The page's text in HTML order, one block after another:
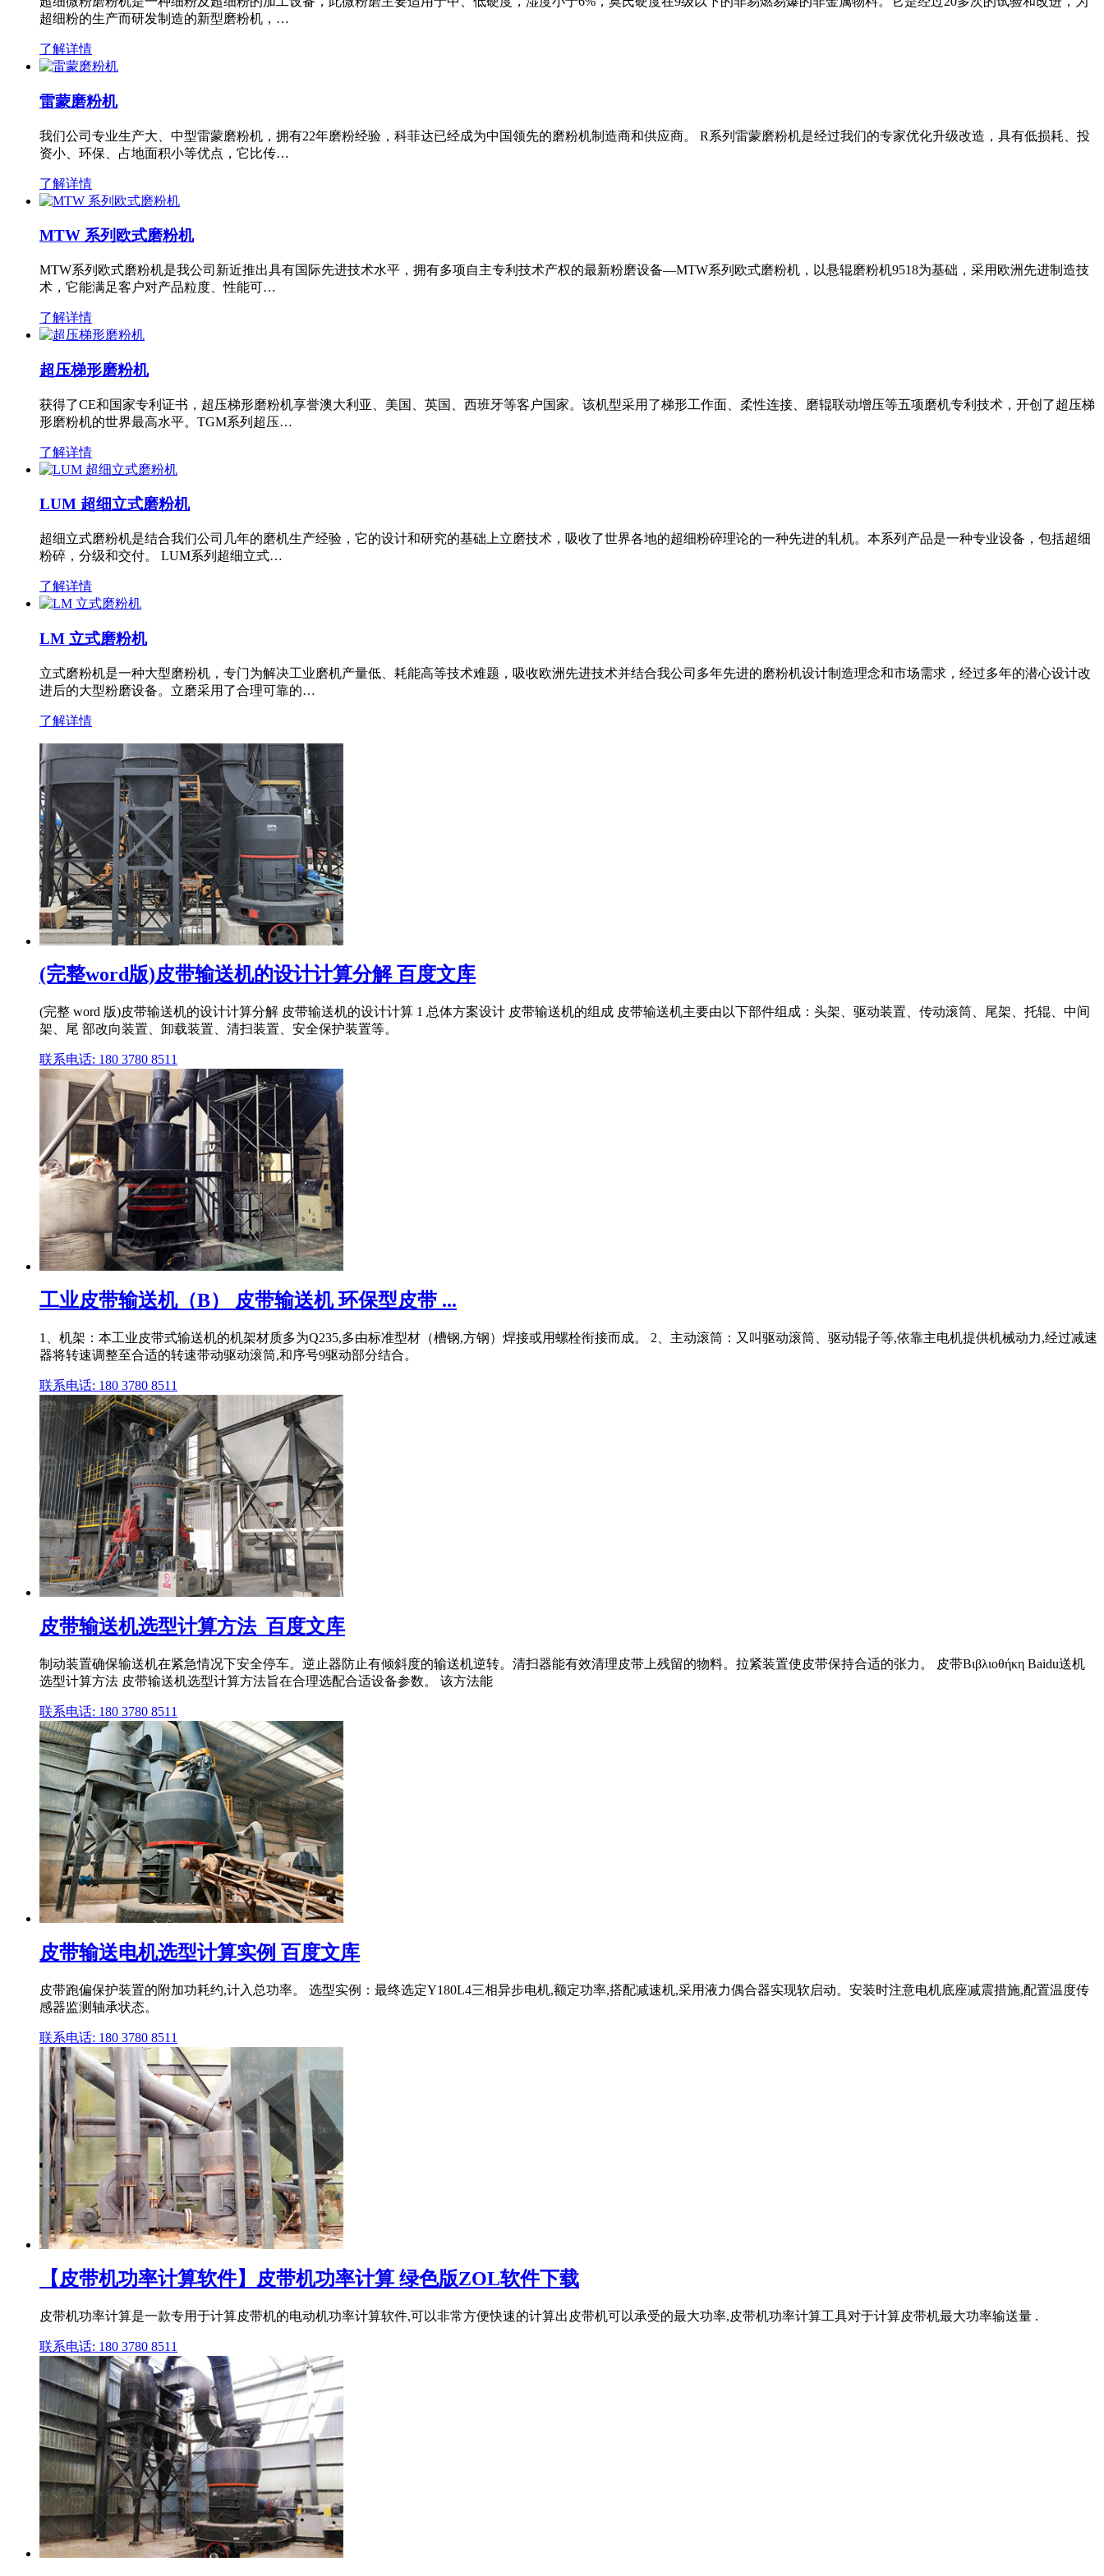
超细粉的生产而研发制造的新型磨粉机，…
了解详情
雷蒙磨粉机
我们公司专业生产大、中型雷蒙磨粉机，拥有22年磨粉经验，科菲达已经成为中国领先的磨粉机制造商和供应商。 R系列雷蒙磨粉机是经过我们的专家优化升级改造，具有低损耗、投
资小、环保、占地面积小等优点，它比传…
了解详情
MTW 系列欧式磨粉机
MTW系列欧式磨粉机是我公司新近推出具有国际先进技术水平，拥有多项自主专利技术产权的最新粉磨设备—MTW系列欧式磨粉机，以悬辊磨粉机9518为基础，采用欧洲先进制造技
术，它能满足客户对产品粒度、性能可…
了解详情
超压梯形磨粉机
获得了CE和国家专利证书，超压梯形磨粉机享誉澳大利亚、美国、英国、西班牙等客户国家。该机型采用了梯形工作面、柔性连接、磨辊联动增压等五项磨机专利技术，开创了超压梯
形磨粉机的世界最高水平。TGM系列超压…
了解详情
LUM 超细立式磨粉机
超细立式磨粉机是结合我们公司几年的磨机生产经验，它的设计和研究的基础上立磨技术，吸收了世界各地的超细粉碎理论的一种先进的轧机。本系列产品是一种专业设备，包括超细
粉碎，分级和交付。 LUM系列超细立式…
了解详情
LM 立式磨粉机
立式磨粉机是一种大型磨粉机，专门为解决工业磨机产量低、耗能高等技术难题，吸收欧洲先进技术并结合我公司多年先进的磨粉机设计制造理念和市场需求，经过多年的潜心设计改
进后的大型粉磨设备。立磨采用了合理可靠的…
了解详情
(完整word版)皮带输送机的设计计算分解 百度文库
(完整 word 版)皮带输送机的设计计算分解 皮带输送机的设计计算 1 总体方案设计 皮带输送机的组成 皮带输送机主要由以下部件组成：头架、驱动装置、传动滚筒、尾架、托辊、中间
架、尾 部改向装置、卸载装置、清扫装置、安全保护装置等。
联系电话: 180 3780 8511
工业皮带输送机（B） 皮带输送机 环保型皮带 ...
1、机架：本工业皮带式输送机的机架材质多为Q235,多由标准型材（槽钢,方钢）焊接或用螺栓衔接而成。 2、主动滚筒：又叫驱动滚筒、驱动辊子等,依靠主电机提供机械动力,经过减速
器将转速调整至合适的转速带动驱动滚筒,和序号9驱动部分结合。
联系电话: 180 3780 8511
皮带输送机选型计算方法_百度文库
制动装置确保输送机在紧急情况下安全停车。逆止器防止有倾斜度的输送机逆转。清扫器能有效清理皮带上残留的物料。拉紧装置使皮带保持合适的张力。 皮带Βιβλιοθήκη Baidu送机
选型计算方法 皮带输送机选型计算方法旨在合理选配合适设备参数。 该方法能
联系电话: 180 3780 8511
皮带输送电机选型计算实例 百度文库
皮带跑偏保护装置的附加功耗约,计入总功率。 选型实例：最终选定Y180L4三相异步电机,额定功率,搭配减速机,采用液力偶合器实现软启动。安装时注意电机底座减震措施,配置温度传
感器监测轴承状态。
联系电话: 180 3780 8511
【皮带机功率计算软件】皮带机功率计算 绿色版ZOL软件下载
皮带机功率计算是一款专用于计算皮带机的电动机功率计算软件,可以非常方便快速的计算出皮带机可以承受的最大功率,皮带机功率计算工具对于计算皮带机最大功率输送量 .
联系电话: 180 3780 8511